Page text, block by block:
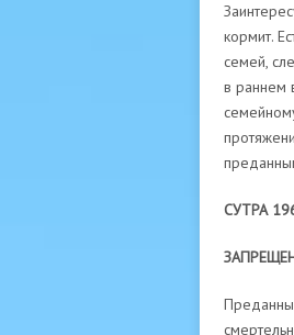
кормит.
семей,
в раннем
СУТРА